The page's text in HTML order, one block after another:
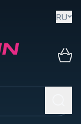
RU